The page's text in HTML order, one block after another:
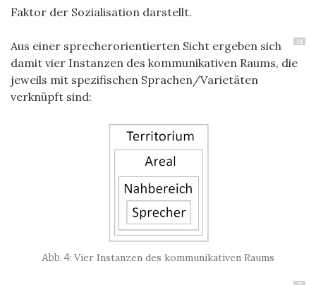
Faktor der Sozialisation darstellt.
14
Aus einer sprecherorientierten Sicht ergeben sich
damit vier Instanzen des kommunikativen Raums, die
jeweils mit spezifischen Sprachen/Varietäten
verknüpft sind:
Vier Instanzen des kommunikativen Raums